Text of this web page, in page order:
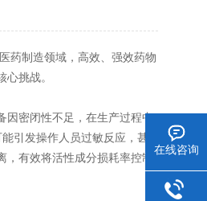
药制造领域，高效、强效药物
挑战。
密闭性不足，在生产过程中
引发操作人员过敏反应，甚
有效将活性成分损耗率控制
在线咨询